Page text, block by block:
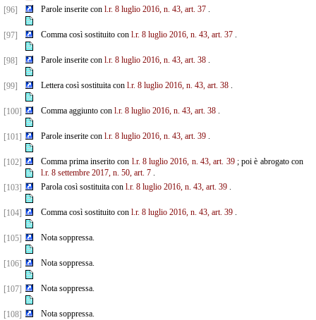
[96] Parole inserite con l.r. 8 luglio 2016, n. 43, art. 37.
[97] Comma così sostituito con l.r. 8 luglio 2016, n. 43, art. 37.
[98] Parole inserite con l.r. 8 luglio 2016, n. 43, art. 38.
[99] Lettera così sostituita con l.r. 8 luglio 2016, n. 43, art. 38.
[100] Comma aggiunto con l.r. 8 luglio 2016, n. 43, art. 38.
[101] Parole inserite con l.r. 8 luglio 2016, n. 43, art. 39.
[102] Comma prima inserito con l.r. 8 luglio 2016, n. 43, art. 39; poi è abrogato con
l.r. 8 settembre 2017, n. 50, art. 7.
[103]
Parola così sostituita con l.r. 8 luglio 2016, n. 43, art. 39.
[104] Comma così sostituito con l.r. 8 luglio 2016, n. 43, art. 39.
[105] Nota soppressa.
[106] Nota soppressa.
[107] Nota soppressa.
[108] Nota soppressa.